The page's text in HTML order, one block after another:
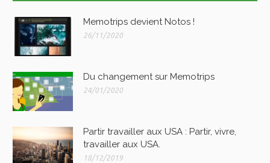
Memotrips devient Notos !
26/11/2020
Du changement sur Memotrips
24/01/2020
Partir travailler aux USA : Partir, vivre,
travailler aux USA.
18/12/2019